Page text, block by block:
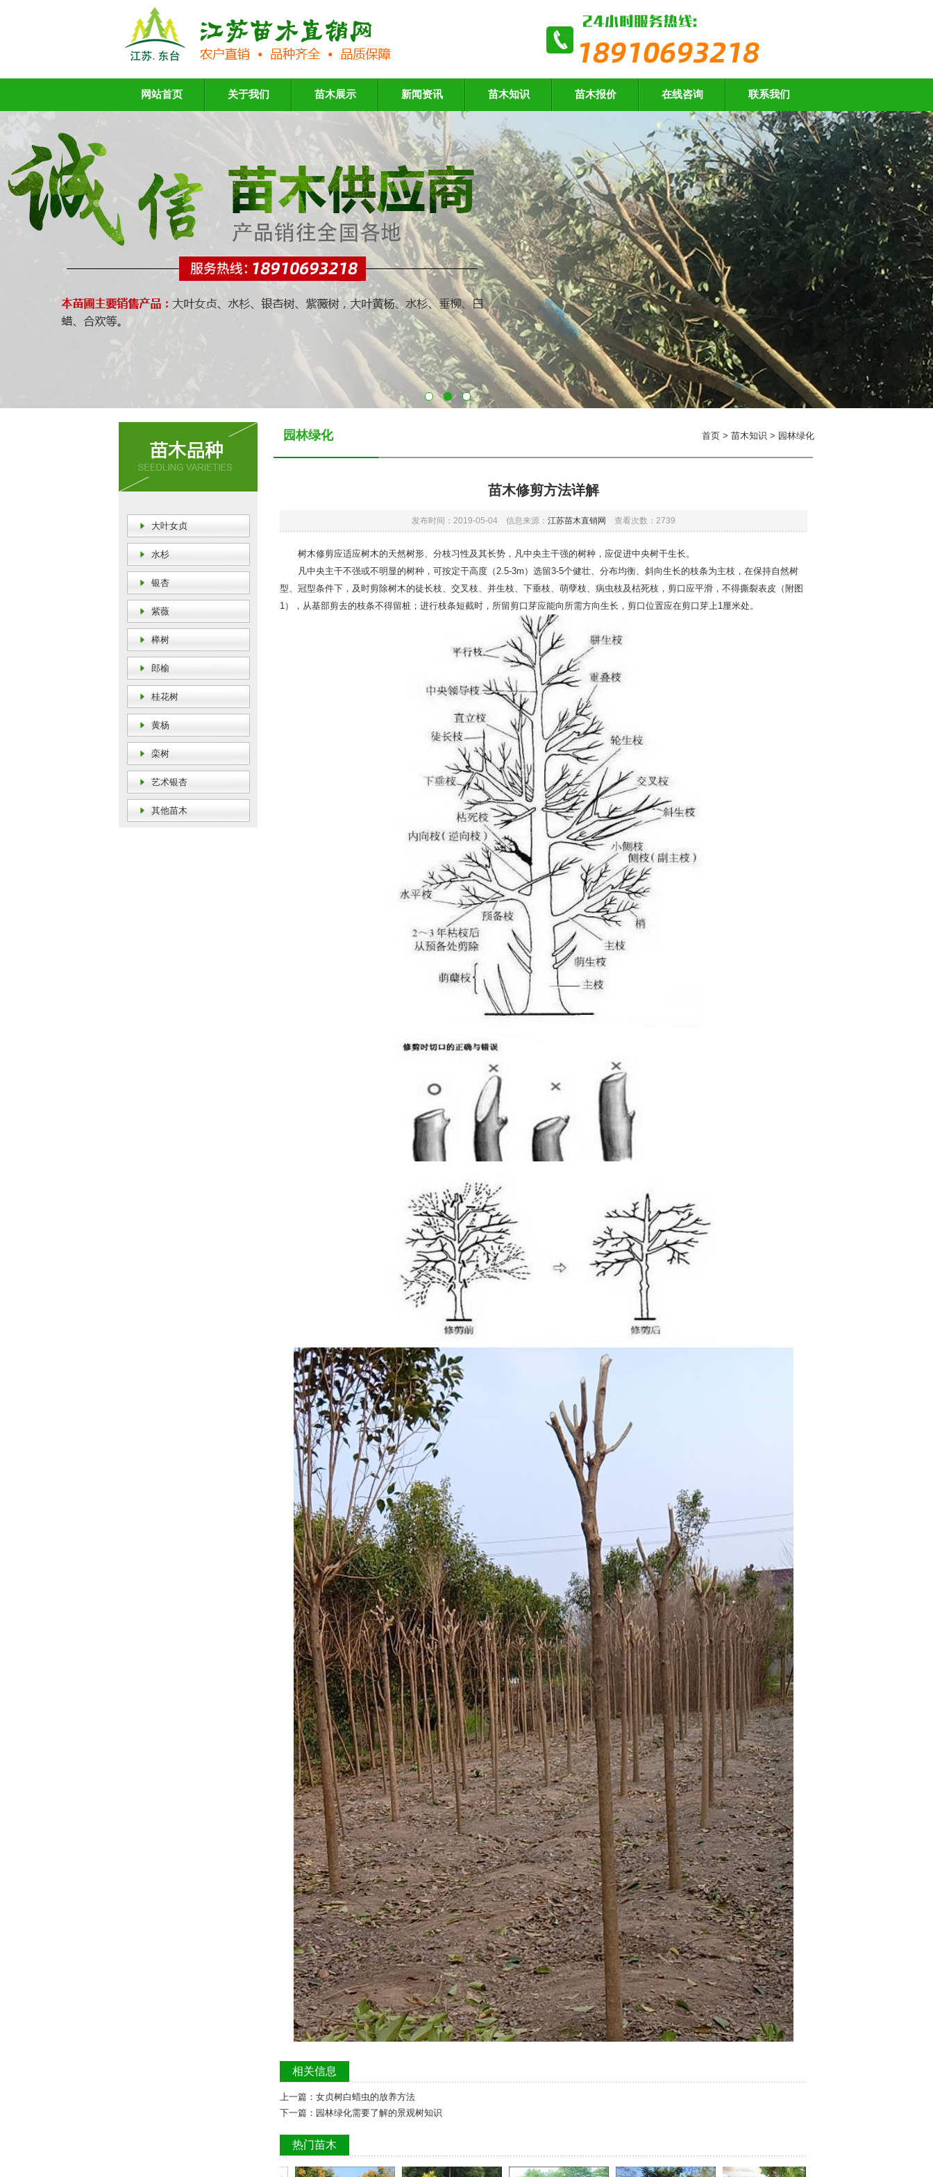
网站首页 关于我们 苗木展示 新闻资讯 苗木知识 苗木报价 在线咨询 联系我们
大叶女贞
水杉
银杏
紫薇
榉树
郎榆
桂花树
黄杨
栾树
艺术银杏
其他苗木
园林绿化 首页 > 苗木知识 > 园林绿化
苗木修剪方法详解
发布时间：2019-05-04 信息来源： 江苏苗木直销网 查看次数：2739
树木修剪应适应树木的天然树形、分枝习性及其长势，凡中央主干强的树种，应促进中央树干生长。
凡中央主干不强或不明显的树种，可按定干高度（2.5-3m）选留3-5个健壮、分布均衡、斜向生长的枝条为主枝，在保持自然树
型、冠型条件下，及时剪除树木的徒长枝、交叉枝、并生枝、下垂枝、萌孽枝、病虫枝及枯死枝，剪口应平滑，不得撕裂表皮（附图
1），从基部剪去的枝条不得留桩；进行枝条短截时，所留剪口芽应能向所需方向生长，剪口位置应在剪口芽上1厘米处。
相关信息
上一篇： 女贞树白蜡虫的放养方法
下一篇： 园林绿化需要了解的景观树知识
热门苗木